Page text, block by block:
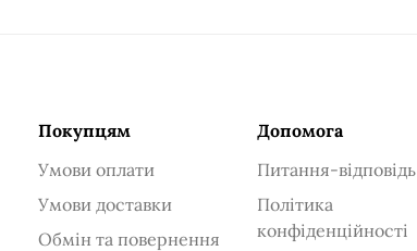
Покупцям
Умови оплати
Умови доставки
Обмін та повернення
Допомога
Питання-відповідь
Політика
конфіденційності